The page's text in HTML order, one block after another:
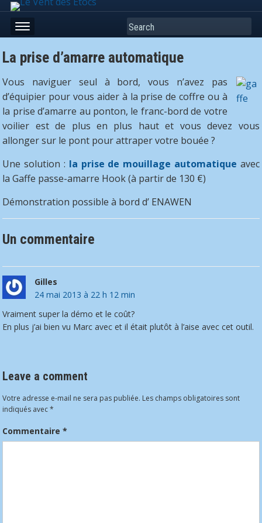
Search
La prise d’amarre automatique
Vous naviguer seul à bord, vous n’avez pas
d’équipier pour vous aider à la prise de coffre ou à
la prise d’amarre au ponton, le franc-bord de votre
voilier est de plus en plus haut et vous devez vous
allonger sur le pont pour attraper votre bouée ?
Une solution : la prise de mouillage automatique avec
la Gaffe passe-amarre Hook (à partir de 130 €)
Démonstration possible à bord d’ ENAWEN
Un commentaire
Gilles
24 mai 2013 à 22 h 12 min
Vraiment super la démo et le coût?
En plus j’ai bien vu Marc avec et il était plutôt à l’aise avec cet outil.
Leave a comment
Votre adresse e-mail ne sera pas publiée. Les champs obligatoires sont
indiqués avec*
Commentaire*